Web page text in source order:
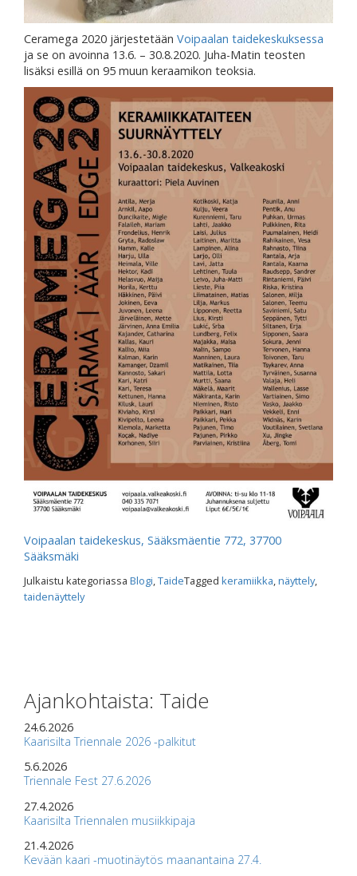
Ceramega 2020 järjestetään Voipaalan taidekeskuksessa
ja se on avoinna 13.6. – 30.8.2020. Juha-Matin teosten
lisäksi esillä on 95 muun keraamikon teoksia.
Voipaalan taidekeskus, Sääksmäentie 772, 37700
Sääksmäki
Julkaistu kategoriassa Blogi,TaideTagged keramiikka,näyttely,
taidenäyttely
Ajankohtaista: Taide
24.6.2026
Kaarisilta Triennale 2026 -palkitut
5.6.2026
Triennale Fest 27.6.2026
27.4.2026
Kaarisilta Triennalen musiikkipaja
21.4.2026
Kevään kaari -muotinäytös maanantaina 27.4.